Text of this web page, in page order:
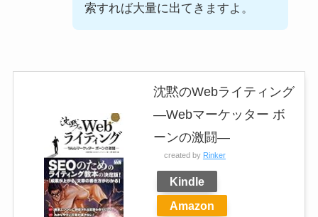
索すれば大量に出てきますよ。
沈黙のWebライティング
—Webマーケッター ボ
ーンの激闘—
created by Rinker
Kindle
Amazon